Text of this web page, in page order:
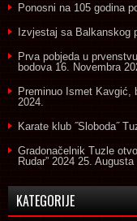
Ponosni na 105 godina
Izvjestaj sa Balkanskog
Prva pobjeda u
bodova 16. Novembra
Preminuo Ismet Kavgić,
2024.
Karate klub ˝Sloboda˝
Gradonačelnik Tuzle
Rudar” 2024 25. Augusta
KATEGORIJE